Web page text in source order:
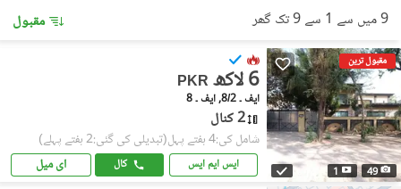
9 میں سے 1 سے 9 تک گھر مقبول
مقبول ترین
49
1
PKR 6 لاکھ
ایف ۔ 8/2, ایف ۔ 8
2 کنال
شامل کی:4 ہفتے پہل (تبدیلی کی گئی:2 ہفتے پہلے)
ایس ایم ایس کال ای میل